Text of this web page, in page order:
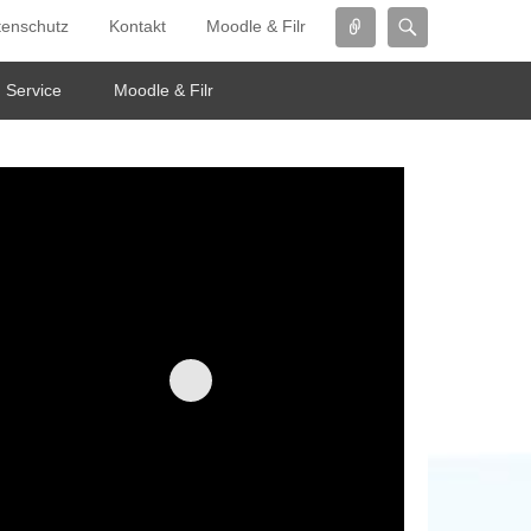
Connect
Kontakt Moodle & Filr
Service Moodle & Filr